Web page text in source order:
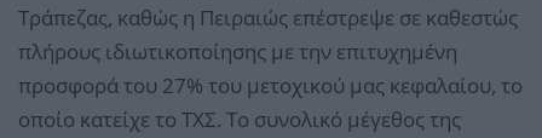
Τράπεζας, καθώς η Πειραιώς επέστρεψε σε καθεστώς
πλήρους ιδιωτικοποίησης με την επιτυχημένη
προσφορά του 27% του μετοχικού μας κεφαλαίου, το
οποίο κατείχε το ΤΧΣ. Το συνολικό μέγεθος της